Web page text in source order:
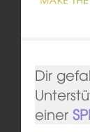
Dir
einer